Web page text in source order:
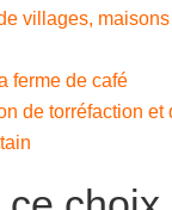
villages,
ferme de café
de torréfaction et